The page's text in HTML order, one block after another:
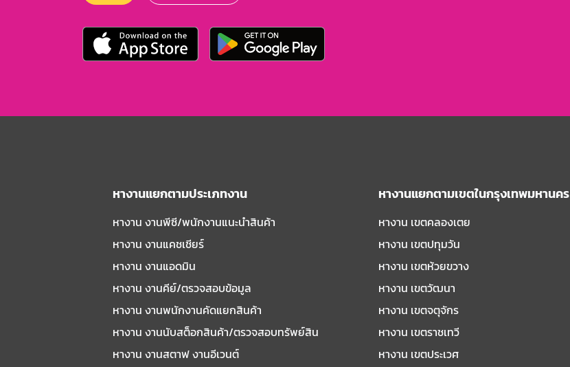
หางานแยกตามประเภทงาน
หางาน งานพีซี/พนักงานแนะนําสินค้า
หางาน งานแคชเชียร์
หางาน งานแอดมิน
หางาน งานคีย์/ตรวจสอบข้อมูล
หางาน งานพนักงานคัดแยกสินค้า
หางาน งานนับสต็อกสินค้า/ตรวจสอบทรัพย์สิน
หางาน งานสตาฟ งานอีเวนต์
หางานแยกตามเขตในกรุงเทพมหานคร
หางาน เขตคลองเตย
หางาน เขตปทุมวัน
หางาน เขตห้วยขวาง
หางาน เขตวัฒนา
หางาน เขตจตุจักร
หางาน เขตราชเทวี
หางาน เขตประเวศ